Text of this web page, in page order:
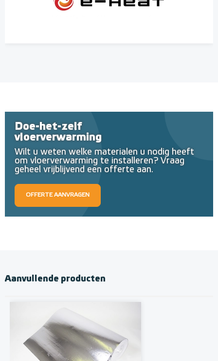
Doe-het-zelf
vloerverwarming
Wilt u weten welke materialen u nodig heeft
om vloerverwarming te installeren? Vraag
geheel vrijblijvend een offerte aan.
OFFERTE AANVRAGEN
Aanvullende producten